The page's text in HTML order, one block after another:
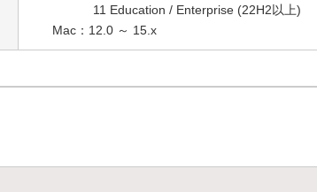
11 Education / Enterprise (22H2以上)
Mac：12.0 ～ 15.x